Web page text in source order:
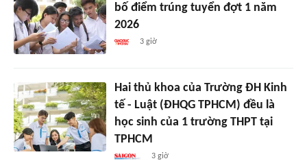
bố điểm trúng tuyển đợt 1 năm
2026
3 giờ
Hai thủ khoa của Trường ĐH Kinh
tế - Luật (ĐHQG TPHCM) đều là
học sinh của 1 trường THPT tại
TPHCM
3 giờ